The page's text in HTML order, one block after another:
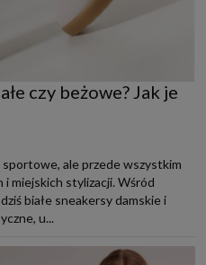
czy beżowe? Jak je
ale przede wszystkim
miejskich stylizacji. Wśród
białe sneakersy damskie i
u...